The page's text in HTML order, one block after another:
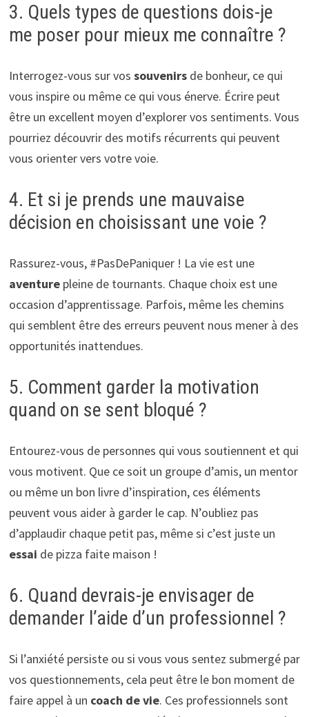
3. Quels types de questions dois-je
me poser pour mieux me connaître ?
Interrogez-vous sur vos souvenirsde bonheur, ce qui
vous inspire ou même ce qui vous énerve. Écrire peut
être un excellent moyen d’explorer vos sentiments. Vous
pourriez découvrir des motifs récurrents qui peuvent
vous orienter vers votre voie.
4. Et si je prends une mauvaise
décision en choisissant une voie ?
Rassurez-vous, #PasDePaniquer ! La vie est une
aventurepleine de tournants. Chaque choix est une
occasion d’apprentissage. Parfois, même les chemins
qui semblent être des erreurs peuvent nous mener à des
opportunités inattendues.
5. Comment garder la motivation
quand on se sent bloqué ?
Entourez-vous de personnes qui vous soutiennent et qui
vous motivent. Que ce soit un groupe d’amis, un mentor
ou même un bon livre d’inspiration, ces éléments
peuvent vous aider à garder le cap. N’oubliez pas
d’applaudir chaque petit pas, même si c’est juste un
essai de pizza faite maison !
6. Quand devrais-je envisager de
demander l’aide d’un professionnel ?
Si l’anxiété persiste ou si vous vous sentez submergé par
vos questionnements, cela peut être le bon moment de
faire appel à un coach de vie. Ces professionnels sont